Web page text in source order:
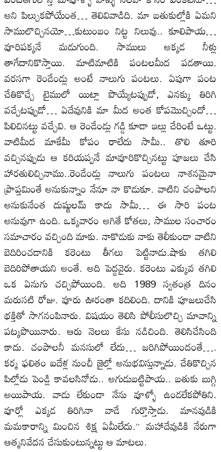
అని పిల్చుకపోయేంత… తెలివివాడిది. మా బతుకుల్లోకి ఏమని
సాములొచ్చినయో…కుటుంబం నిట్ట నిలువు.. కూలిపాయ…
వూరిపక్కనే మడుగుంది. సాములు అక్కడ నీళ్లు
తాగేదానికొస్తాయి. మాటిమాటికి పంటలమీద పడతాయి.
వరసగా రెండేండ్లు అంటే నాలుగు పంటలు. ఏపుగా పంట
చేతికొచ్చే టైములో యిట్లా పొయ్యేటప్పుడో, ఎనక్కు తిరిగి
వచ్చేటప్పుడో… ఏదేవునికి మా మీద అంత కోపమొచ్చిందో…
పిలిచినట్టు వచ్చేవి. ఆ రెండేండ్లు గడ్డి కూడా ఇల్లు చేరింటే ఒట్టు.
వాటిమీద మాకేమీ కోపం రాలేదు సామీ.. తొలి తూరి
వచ్చినప్పుడు ఆ కరియప్పనే మావూరికొచ్చినట్టు పూజలు చేసి
హారతులిచ్చినాము..రెండేండ్లు నాలుగు పంటలు నాశనమైనా
ప్రాప్తమింతే అనుకున్నాం నేనూ నా కొడుకూ. వాటిని చంపాలని
అనుకునేంత దుష్టులమ్ కాదు సామీ… ఈ సారి పంట
అనువుగా ఉంది. ఒక్కవారం అగితే కోతలు, సాముల సంచారం
సమాచారం వచ్చింది మాకు. నాకొడుకు నాకు తెలీకుండా వాటిని
బెదిరించడానికి కరెంటు తీగలు పెట్టినాడు.షాకు తగిలి
బెదిరిపోతాయని అంతే. అది పెద్దవైరు. కరెంటు ఎక్కువ తగిలి
ఒక ఏనుగు చచ్చిపోయింది. అది 1989 స్వతంత్ర దినం
మరుసటి రోజు. వూరు ఊరంతా కదిలింది. దానికి పూజలుచేసి
భక్తితో సాగనంపినారు. విషయం తెలిసి పోలీసులొచ్చి మావాన్ని
పట్కపొయినారు. ఆరు నెలలు కేసు నడిచింది. తెలిసిచేసింది
కాదు. చంపాలనీ మనసులో లేదు… జరిగిపోయిందంతే….
కర్మ ఫలితం ఐదేళ్ల నుంచీ జైల్లో అనుభవిస్తున్నాడు. చేతికొచ్చిన
పిల్లోడు పెండ్లి కావలసినోడు.. అగుడుబట్టిపాయ.. బతుకు బుగ్గి
అయిపాయ. వాడు లేకుండా నేను వూళ్ళో ఉండలేకపోతిని.
వూర్లో ఎక్కడ తిరిగినా వాడే గుర్తొస్తాడు. మానవుడికి
మమకారాన్ని మించిన శిక్ష ఏమీలేదు.” మహాదేవుడికి నేరుగా
ఆత్మనివేదన చేసుకుంటున్నట్టు ఆ మాటలు.